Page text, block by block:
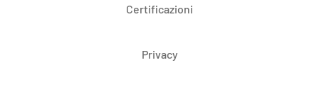
Certificazioni
Privacy